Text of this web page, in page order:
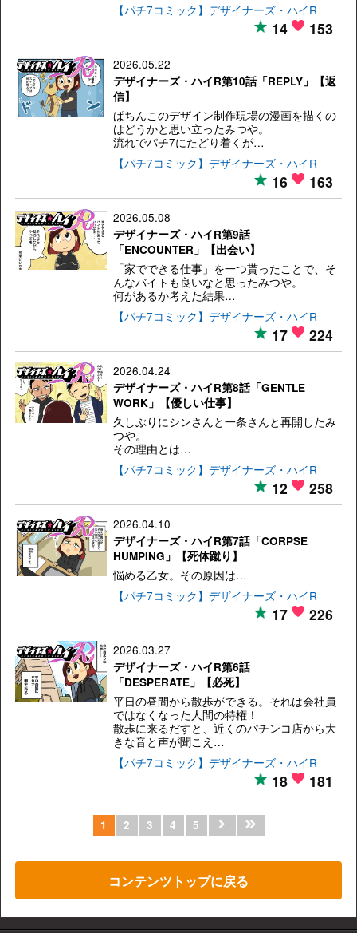
【パチ7コミック】デザイナーズ・ハイR
14 153
2026.05.22
デザイナーズ・ハイR第10話「REPLY」【返
信】
ぱちんこのデザイン制作現場の漫画を描くの
はどうかと思い立ったみつや。
流れでパチ7にたどり着くが…
【パチ7コミック】デザイナーズ・ハイR
16 163
2026.05.08
デザイナーズ・ハイR第9話
「ENCOUNTER」【出会い】
「家でできる仕事」を一つ貰ったことで、そ
んなバイトも良いなと思ったみつや。
何があるか考えた結果…
【パチ7コミック】デザイナーズ・ハイR
17 224
2026.04.24
デザイナーズ・ハイR第8話「GENTLE
WORK」【優しい仕事】
久しぶりにシンさんと一条さんと再開したみ
つや。
その理由とは…
【パチ7コミック】デザイナーズ・ハイR
12 258
2026.04.10
デザイナーズ・ハイR第7話「CORPSE
HUMPING」【死体蹴り】
悩める乙女。その原因は…
【パチ7コミック】デザイナーズ・ハイR
17 226
2026.03.27
デザイナーズ・ハイR第6話
「DESPERATE」【必死】
平日の昼間から散歩ができる。それは会社員
ではなくなった人間の特権！
散歩に来るだすと、近くのパチンコ店から大
きな音と声が聞こえ…
【パチ7コミック】デザイナーズ・ハイR
18 181
1 2 3 4 5
コンテンツトップに戻る